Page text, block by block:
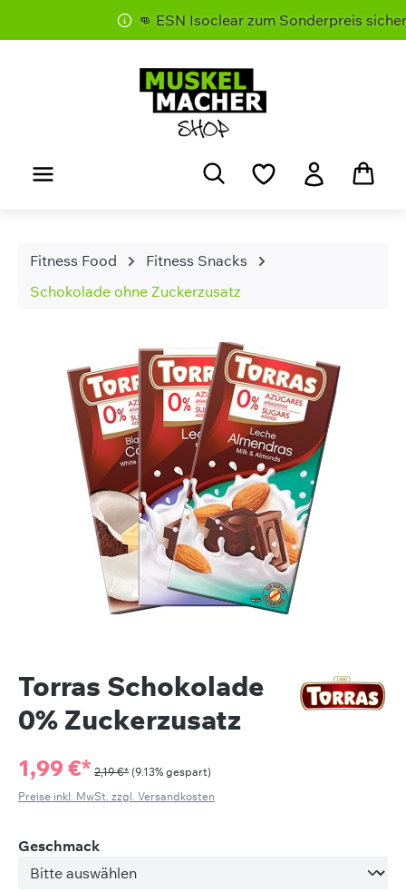
Zum Hauptinhalt springen👊 ESN Isoclear zum Sonderpreis sichern
Fitness Food
Fitness Snacks
Schokolade ohne Zuckerzusatz
Bildergalerie überspringen
Torras Schokolade
0% Zuckerzusatz
1,99 €* 2,19 €* (9.13% gespart)
Preise inkl. MwSt. zzgl. Versandkosten
Geschmackauswählen